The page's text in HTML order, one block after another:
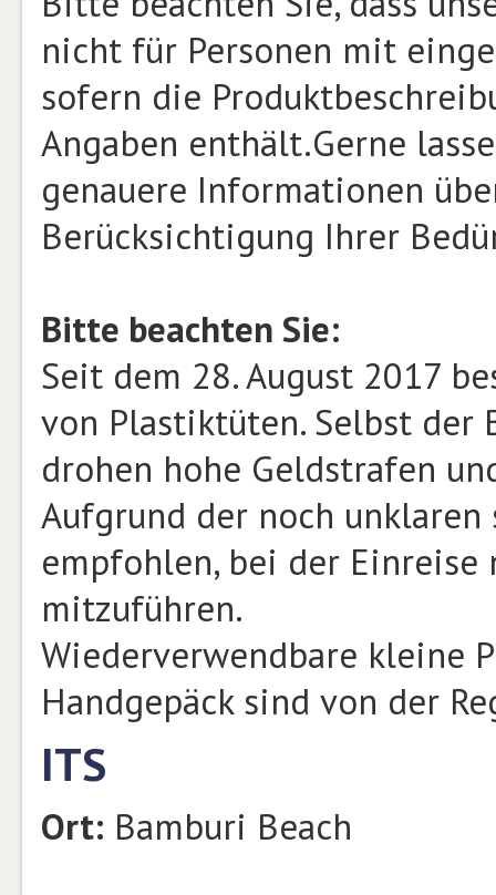
nicht für Personen mit
sofern die
Angaben enthält.Gerne
genauere Informationen
Berücksichtigung Ihrer
Bitte beachten Sie:
Seit dem 28. August 2017
von Plastiktüten. Selbst der
drohen hohe Geldstrafen
Aufgrund der noch
empfohlen, bei der
mitzuführen.
Wiederverwendbare kleine
Handgepäck sind von der
ITS
Ort: Bamburi Beach